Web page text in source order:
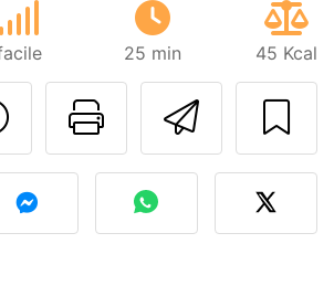
25 min 45 Kcal
Imprimer
Poser une
votre photo de